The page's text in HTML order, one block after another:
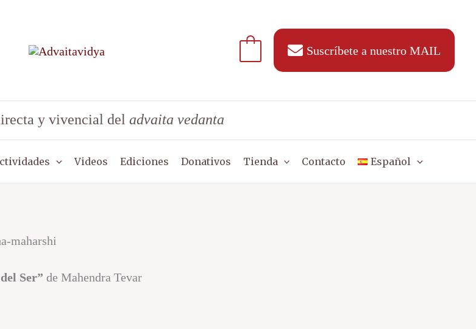
Suscríbete a nuestro MAIL
y vivencial del advaita vedanta
Videos Ediciones Donativos Tienda Contacto Español
Ser” de Mahendra Tevar